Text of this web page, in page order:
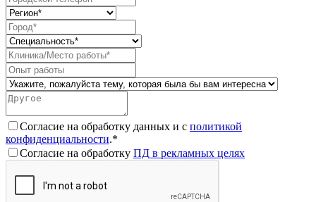
Согласие на обработку данных и с политикой
конфиденциальности.*
Согласие на обработку ПД в рекламных целях